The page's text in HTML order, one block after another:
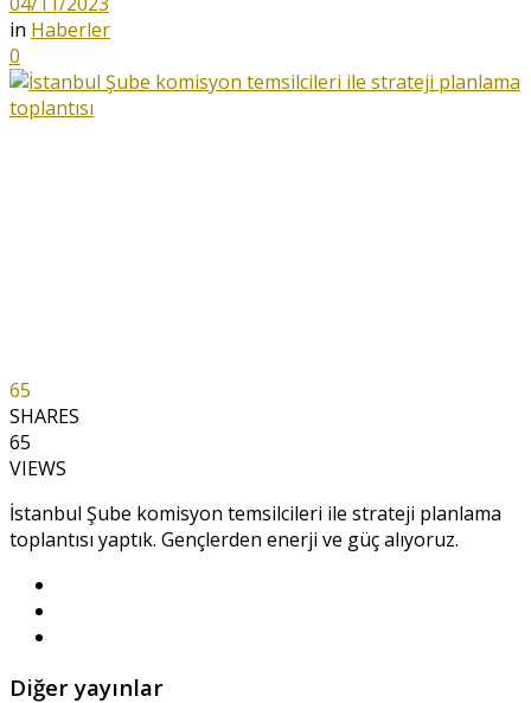
in Haberler
0
65
SHARES
65
VIEWS
İstanbul Şube komisyon temsilcileri ile strateji planlama
toplantısı yaptık. Gençlerden enerji ve güç alıyoruz.
Diğer yayınlar